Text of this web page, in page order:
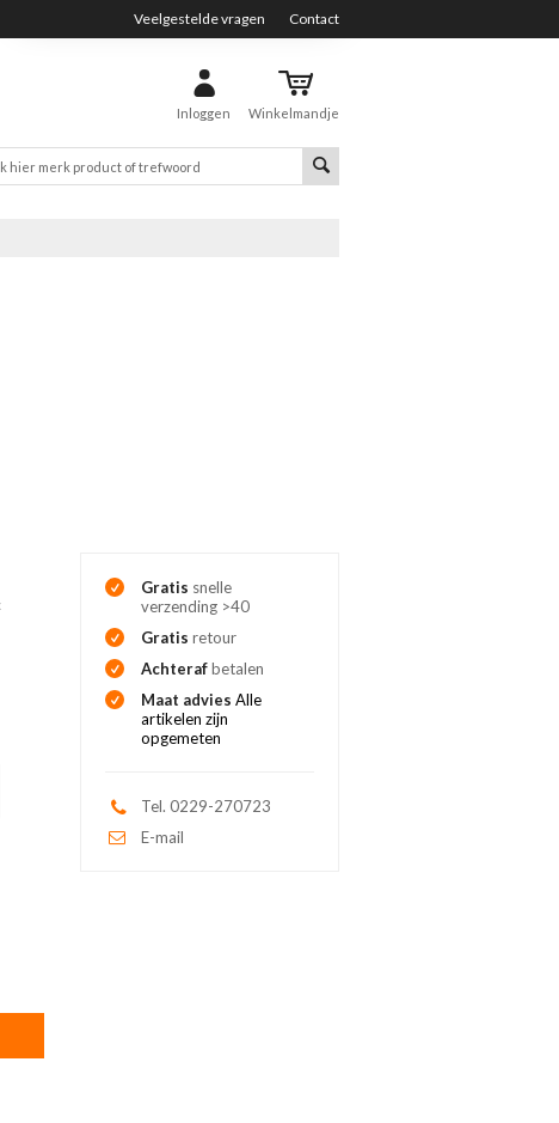
Veelgestelde vragen Contact
Inloggen Winkelmandje
Gratis snelle
verzending >40
Gratis retour
Achterafbetalen
Maat adviesAlle
artikelen zijn
opgemeten
Tel. 0229-270723
E-mail